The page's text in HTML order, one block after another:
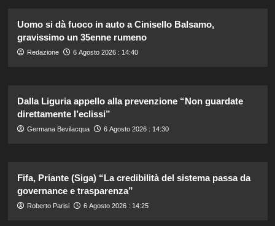
Uomo si dà fuoco in auto a Cinisello Balsamo,
gravissimo un 35enne rumeno
Redazione 6 Agosto 2026 : 14:40
Dalla Liguria appello alla prevenzione “Non guardate
direttamente l’eclissi”
Germana Bevilacqua 6 Agosto 2026 : 14:30
Fifa, Priante (Siga) “La credibilità del sistema passa da
governance e trasparenza”
Roberto Parisi 6 Agosto 2026 : 14:25